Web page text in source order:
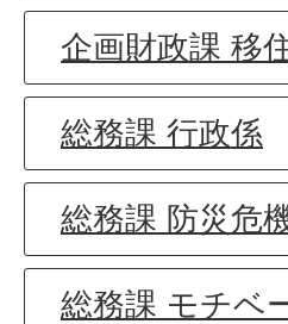
企画財政課 移
総務課 行政係
総務課 防災危
総務課 モチベ